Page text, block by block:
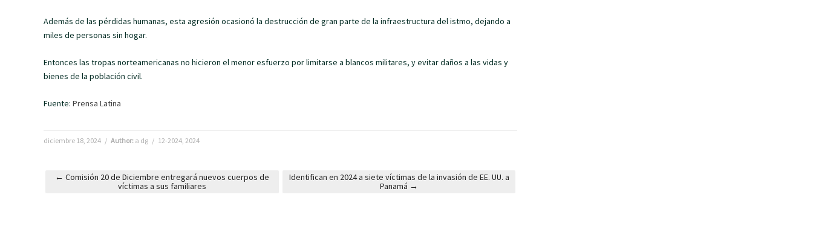
Además de las pérdidas humanas, esta agresión ocasionó la destrucción de gran parte de la infraestructura del istmo, dejando a
miles de personas sin hogar.
Entonces las tropas norteamericanas no hicieron el menor esfuerzo por limitarse a blancos militares, y evitar daños a las vidas y
bienes de la población civil.
Fuente: Prensa Latina
diciembre 18, 2024 / Author: a dg / 12-2024, 2024
Post navigation
← Comisión 20 de Diciembre entregará nuevos cuerpos de
víctimas a sus familiares
Identifican en 2024 a siete víctimas de la invasión de EE. UU. a
Panamá →